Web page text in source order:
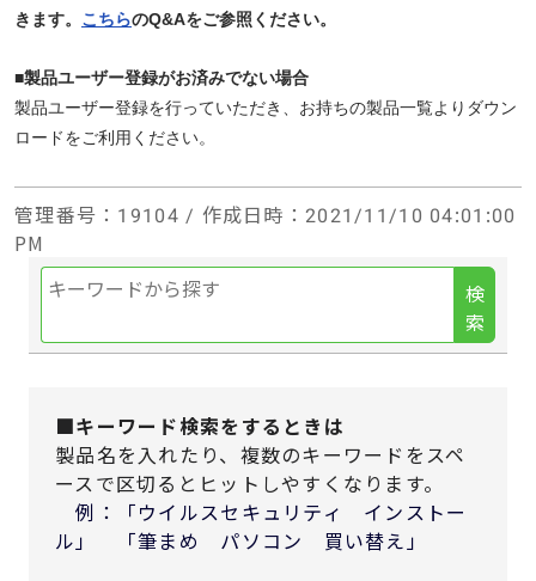
きます。 こちらのQ&Aをご参照ください。
■製品ユーザー登録がお済みでない場合
製品ユーザー登録を行っていただき、お持ちの製品一覧よりダウン
ロードをご利用ください。
管理番号 ：19104 / 作成日時 ：2021/11/10 04:01:00
PM
検
索
■キーワード検索をするときは
製品名を入れたり、複数のキーワードをスペ
ースで区切るとヒットしやすくなります。
例：「ウイルスセキュリティ インストー
ル」 「筆まめ パソコン 買い替え」